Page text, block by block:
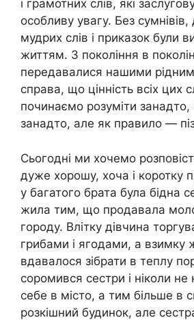
і грамотних слів, які
особливу увагу. Без
мудрих слів і приказок були
життям. З покоління в
передавалися нашими
справа, що цінність всіх цих
починаємо розуміти
занадто, але як правило —
Сьогодні ми хочемо
дуже хорошу, хоча і коротку
у багатого брата була бідна
жила тим, що продавала
городу. Влітку дівчина
грибами і ягодами, а
вдавалося зібрати в теплу
соромився сестри і ніколи не
себе в місто, а тим більше в
розкішний будинок, але